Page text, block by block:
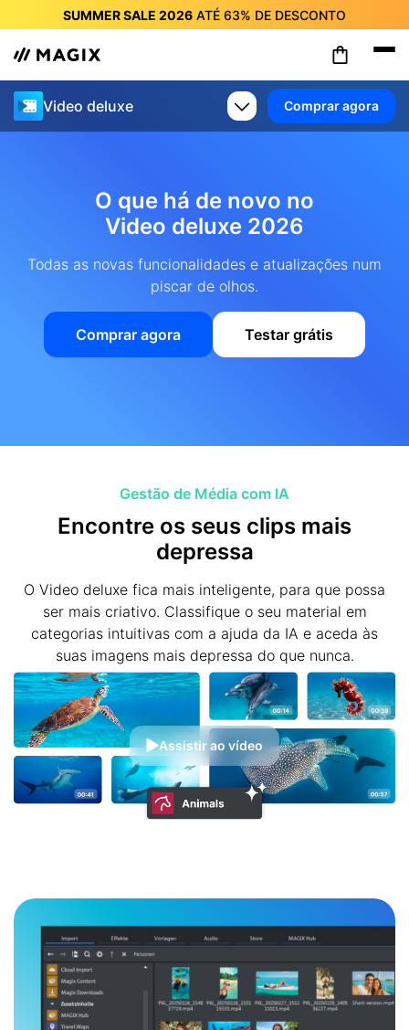
SUMMER SALE 2026 ATÉ 63% DE DESCONTO
SUMMER SALE 2026
DE DESCONTO
DE DESCONTO
SUMMER SALE 2026
63% DE DESCONTO
SUMMER SALE 2026ATÉ63%DE DESCONTO
Video deluxe Comprar agora
O que há de novo no
Video deluxe 2026
Todas as novas funcionalidades e atualizações num
piscar de olhos.
Comprar agora Testar grátis
Assistir ao vídeo
Gestão de Média com IA
Encontre os seus clips mais
depressa
O Video deluxe fica mais inteligente, para que possa
ser mais criativo. Classifique o seu material em
categorias intuitivas com a ajuda da IA e aceda às
suas imagens mais depressa do que nunca.